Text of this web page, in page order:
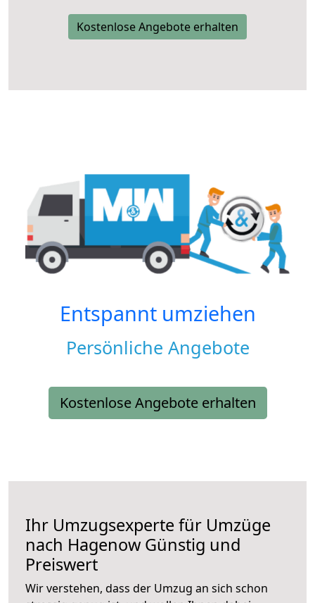
Kostenlose Angebote erhalten
Entspannt umziehen
Persönliche Angebote
Kostenlose Angebote erhalten
Ihr Umzugsexperte für Umzüge
nach Hagenow Günstig und
Preiswert
Wir verstehen, dass der Umzug an sich schon